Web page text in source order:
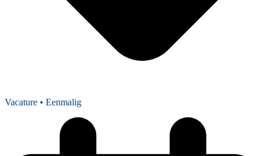
Vacature • Eenmalig